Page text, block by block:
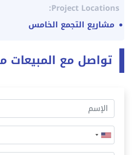
Project Locations:
مشاريع التجمع الخامس
تواصل مع المبيعات